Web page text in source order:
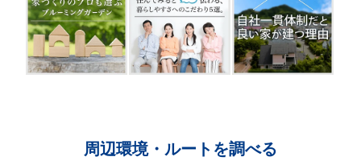
周辺環境・ルートを調べる